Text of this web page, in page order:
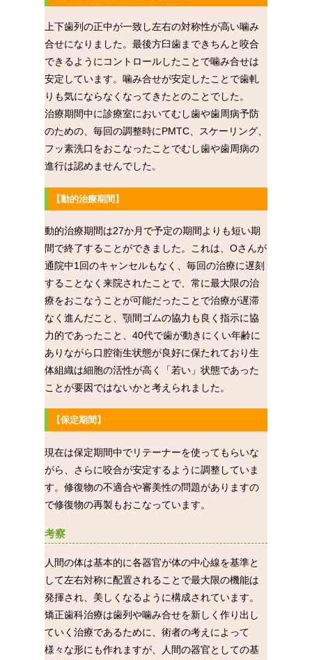
上下歯列の正中が一致し左右の対称性が高い噛み
合せになりました。最後方臼歯まできちんと咬合
できるようにコントロールしたことで噛み合せは
安定しています。噛み合せが安定したことで歯軋
りも気にならなくなってきたとのことでした。
治療期間中に診療室においてむし歯や歯周病予防
のための、毎回の調整時にPMTC、スケーリング、
フッ素洗口をおこなったことでむし歯や歯周病の
進行は認めませんでした。
【動的治療期間】
動的治療期間は27か月で予定の期間よりも短い期
間で終了することができました。これは、Oさんが
通院中1回のキャンセルもなく、毎回の治療に遅刻
することなく来院されたことで、常に最大限の治
療をおこなうことが可能だったことで治療が遅滞
なく進んだこと、顎間ゴムの協力も良く指示に協
力的であったこと、40代で歯が動きにくい年齢に
ありながら口腔衛生状態が良好に保たれており生
体組織は細胞の活性が高く「若い」状態であった
ことが要因ではないかと考えられました。
【保定期間】
現在は保定期間中でリテーナーを使ってもらいな
がら、さらに咬合が安定するように調整していま
す。修復物の不適合や審美性の問題がありますの
で修復物の再製もおこなっています。
考察
人間の体は基本的に各器官が体の中心線を基準と
して左右対称に配置されることで最大限の機能は
発揮され、美しくなるように構成されています。
矯正歯科治療は歯列や噛み合せを新しく作り出し
ていく治療であるために、術者の考えによって
様々な形にも作れますが、人間の器官としての基